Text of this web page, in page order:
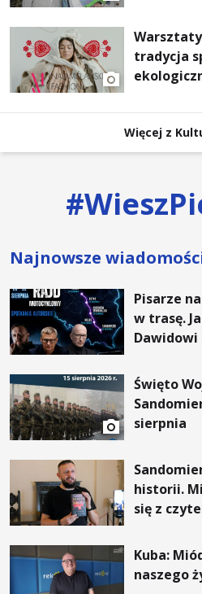
tradycja
Więcej z
#
Najnowsze
Pisarze
w trasę.
Dawidowi
Święto
sierpnia
historii.
się z
Kuba:
naszego